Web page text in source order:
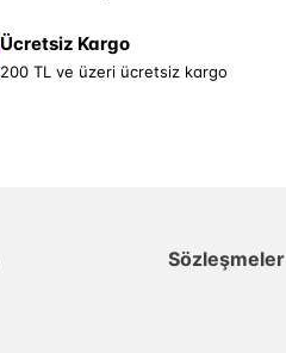
Ücretsiz Kargo
200 TL ve üzeri ücretsiz kargo
Sözleşmeler